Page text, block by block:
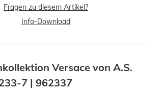
Fragen zu diesem Artikel?
Info-Download
Versace von A.S.
7 | 962337